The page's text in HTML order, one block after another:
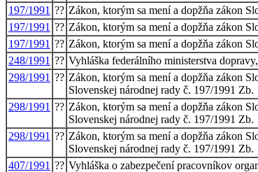
197/1991 ?? Zákon, ktorým sa mení a dopžňa zákon
197/1991 ?? Zákon, ktorým sa mení a dopžňa zákon
197/1991 ?? Zákon, ktorým sa mení a dopžňa zákon
248/1991 ?? Vyhláška federálního ministerstva
298/1991 ?? Zákon, ktorým sa mení a dopžňa zákon
Slovenskej národnej rady č. 197/1991 Zb.
298/1991 ?? Zákon, ktorým sa mení a dopžňa zákon
Slovenskej národnej rady č. 197/1991 Zb.
298/1991 ?? Zákon, ktorým sa mení a dopžňa zákon
Slovenskej národnej rady č. 197/1991 Zb.
407/1991 ?? Vyhláška o zabezpečení pracovníkov